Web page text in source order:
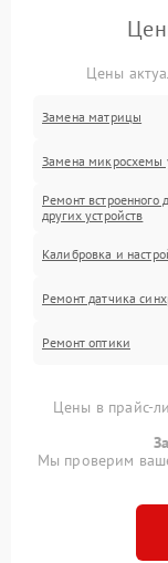
Цены
Замена матрицы
Замена микросхемы
Ремонт встроенного
других устройств
Калибровка и
Ремонт датчика
Ремонт оптики
Цены в прайс-
Мы проверим